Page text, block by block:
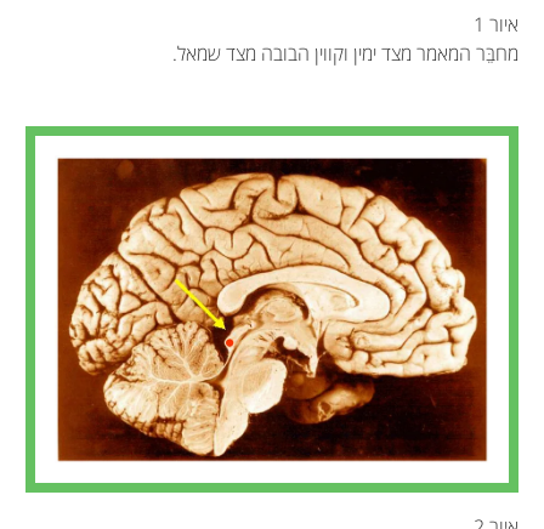
איור 1
מחבֵּר המאמר מצד ימין וקווין הבובה מצד שמאל.